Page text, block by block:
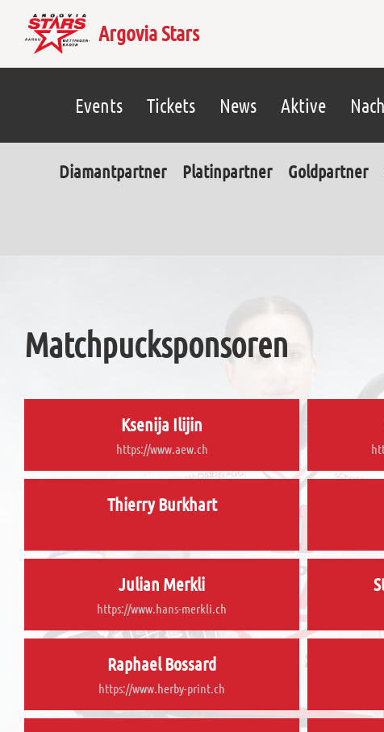
Argovia Stars
Events Tickets News Aktive
Diamantpartner Platinpartner Goldpartner
Matchpucksponsoren
Ksenija Ilijin
https://www.aew.ch
Thierry Burkhart
Julian Merkli
https://www.hans-merkli.ch
Raphael Bossard
https://www.herby-print.ch